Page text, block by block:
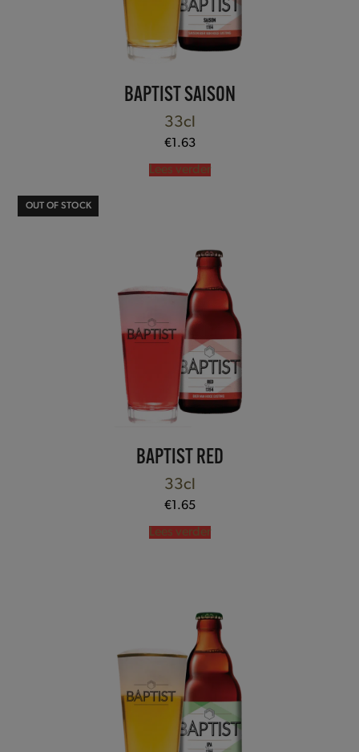
BAPTIST SAISON
33cl
€1.63
Lees verder
OUT OF STOCK
BAPTIST RED
33cl
€1.65
Lees verder